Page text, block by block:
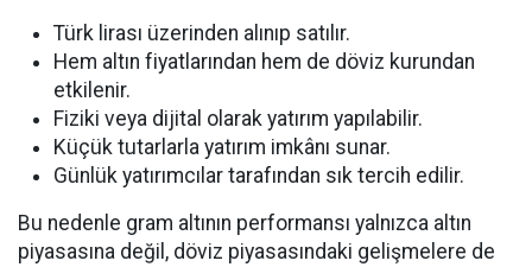
Türk lirası üzerinden alınıp satılır.
Hem altın fiyatlarından hem de döviz kurundan
etkilenir.
Fiziki veya dijital olarak yatırım yapılabilir.
Küçük tutarlarla yatırım imkânı sunar.
Günlük yatırımcılar tarafından sık tercih edilir.
Bu nedenle gram altının performansı yalnızca altın
piyasasına değil, döviz piyasasındaki gelişmelere de